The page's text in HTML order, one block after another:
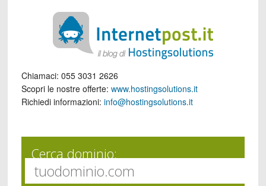
Chiamaci: 055 3031 2626
Scopri le nostre offerte: www.hostingsolutions.it
Richiedi informazioni: info@hostingsolutions.it
Cerca dominio: